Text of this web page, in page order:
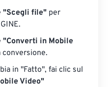
"Scegli file" per
"Converti in Mobile
conversione.
in "Fatto", fai clic sul
Video"